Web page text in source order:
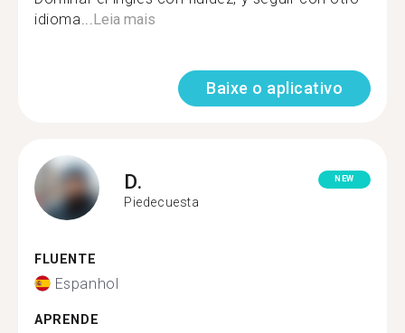
idioma...Leia mais
Baixe o aplicativo
D.
Piedecuesta
NEW
FLUENTE
Espanhol
APRENDE